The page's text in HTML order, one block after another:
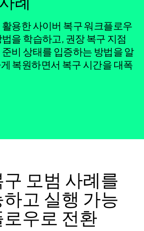
용한 사이버 복구 워크플로우
을 학습하고, 권장 복구 지점
비 상태를 입증하는 방법을 알
복원하면서 복구 시간을 대폭
모범 사례를
고 실행 가능
우로 전환